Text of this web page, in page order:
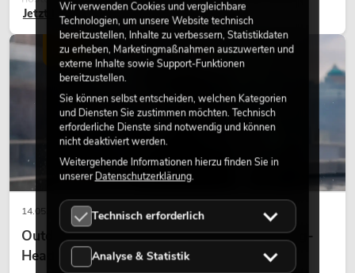
Gestaltungsmittel: Es schafft Atmosphäre, gibt Szenen
Charakter und kann technische LED-Setups emotionaler
wirken lassen.
Jetzt lesen
14.05.2026
Outdoor Moving-Heads: Wetterfeste Moving-
Heads bei Events
LICHT
Wir verwenden Cookies und vergleichbare
Technologien, um unsere Website technisch
bereitzustellen, Inhalte zu verbessern, Statistikdaten
zu erheben, Marketingmaßnahmen auszuwerten und
externe Inhalte sowie Support-Funktionen
bereitzustellen.
Sie können selbst entscheiden, welchen Kategorien
und Diensten Sie zustimmen möchten. Technisch
erforderliche Dienste sind notwendig und können
nicht deaktiviert werden.
Weitergehende Informationen hierzu finden Sie in
unsererDatenschutzerklärung.
Technisch erforderlich
Analyse & Statistik